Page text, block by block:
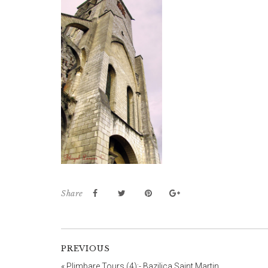
Share
PREVIOUS